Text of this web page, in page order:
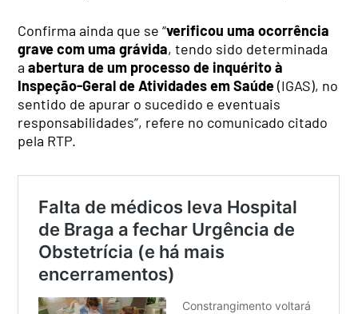
Confirma ainda que se “verificou uma ocorrência
grave com uma grávida, tendo sido determinada
aabertura de um processo de inquérito à
Inspeção-Geral de Atividades em Saúde(IGAS), no
sentido de apurar o sucedido e eventuais
responsabilidades”, refere no comunicado citado
pela RTP.